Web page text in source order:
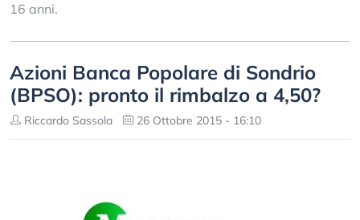
16 anni.
Azioni Banca Popolare di Sondrio
(BPSO): pronto il rimbalzo a 4,50?
Riccardo Sassola 26 Ottobre 2015 - 16:10